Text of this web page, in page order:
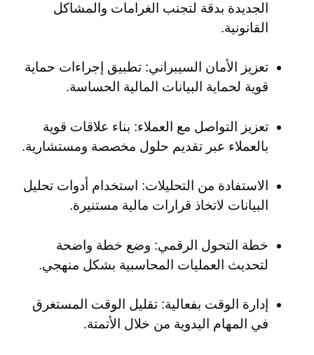
الجديدة بدقة لتجنب الغرامات والمشاكل
القانونية.
تعزيز الأمان السيبراني: تطبيق إجراءات حماية
قوية لحماية البيانات المالية الحساسة.
تعزيز التواصل مع العملاء: بناء علاقات قوية
بالعملاء عبر تقديم حلول مخصصة ومستشارية.
الاستفادة من التحليلات: استخدام أدوات تحليل
البيانات لاتخاذ قرارات مالية مستنيرة.
خطة التحول الرقمي: وضع خطة واضحة
لتحديث العمليات المحاسبية بشكل منهجي.
إدارة الوقت بفعالية: تقليل الوقت المستغرق
في المهام اليدوية من خلال الأتمتة.